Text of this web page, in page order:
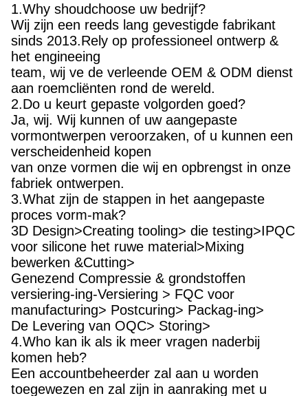
1.Why shoudchoose uw bedrijf?
Wij zijn een reeds lang gevestigde fabrikant
sinds 2013.Rely op professioneel ontwerp &
het engineeing
team, wij ve de verleende OEM & ODM dienst
aan roemcliënten rond de wereld.
2.Do u keurt gepaste volgorden goed?
Ja, wij. Wij kunnen of uw aangepaste
vormontwerpen veroorzaken, of u kunnen een
verscheidenheid kopen
van onze vormen die wij en opbrengst in onze
fabriek ontwerpen.
3.What zijn de stappen in het aangepaste
proces vorm-mak?
3D Design>Creating tooling> die testing>IPQC
voor silicone het ruwe material>Mixing
bewerken &Cutting>
Genezend Compressie & grondstoffen
versiering-ing-Versiering > FQC voor
manufacturing> Postcuring> Packag-ing>
De Levering van OQC> Storing>
4.Who kan ik als ik meer vragen naderbij
komen heb?
Een accountbeheerder zal aan u worden
toegewezen en zal zijn in aanraking met u